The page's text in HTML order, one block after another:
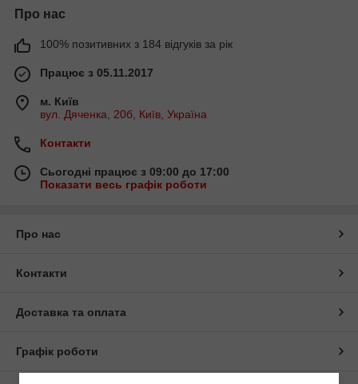
Про нас
100% позитивних з 184 відгуків за рік
Працює з 05.11.2017
м. Київ
вул. Дяченка, 20б, Київ, Україна
Контакти
Сьогодні працює з 09:00 до 17:00
Показати весь графік роботи
Про нас
Контакти
Доставка та оплата
Графік роботи